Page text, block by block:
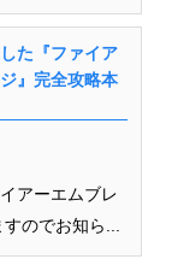
た『ファイア
』完全攻略本
アーエムブレ
のでお知ら...